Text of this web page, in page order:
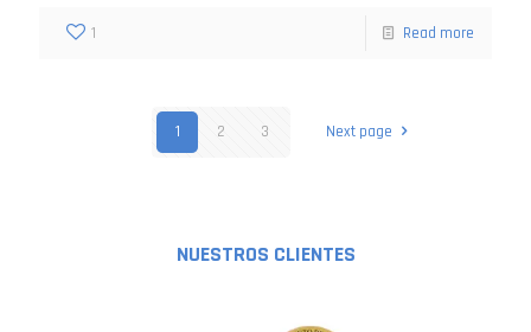
1 Read more
1 2 3 Next page
NUESTROS CLIENTES